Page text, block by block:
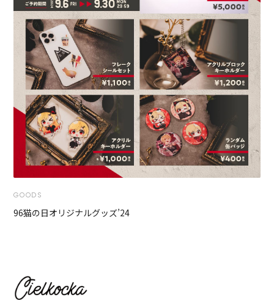
GOODS
96猫の日オリジナルグッズ’24